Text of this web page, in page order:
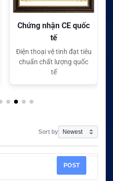
Chứng nhận CE quốc
tế
Điện thoại vệ tinh đạt tiêu
chuẩn chất lượng quốc
tế
Sort by
POST